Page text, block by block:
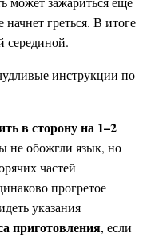
греться. В итоге
серединой.
инструкции по
в сторону на 1–2
не обожгли язык, но
частей
прогретое
указания
приготовления, если